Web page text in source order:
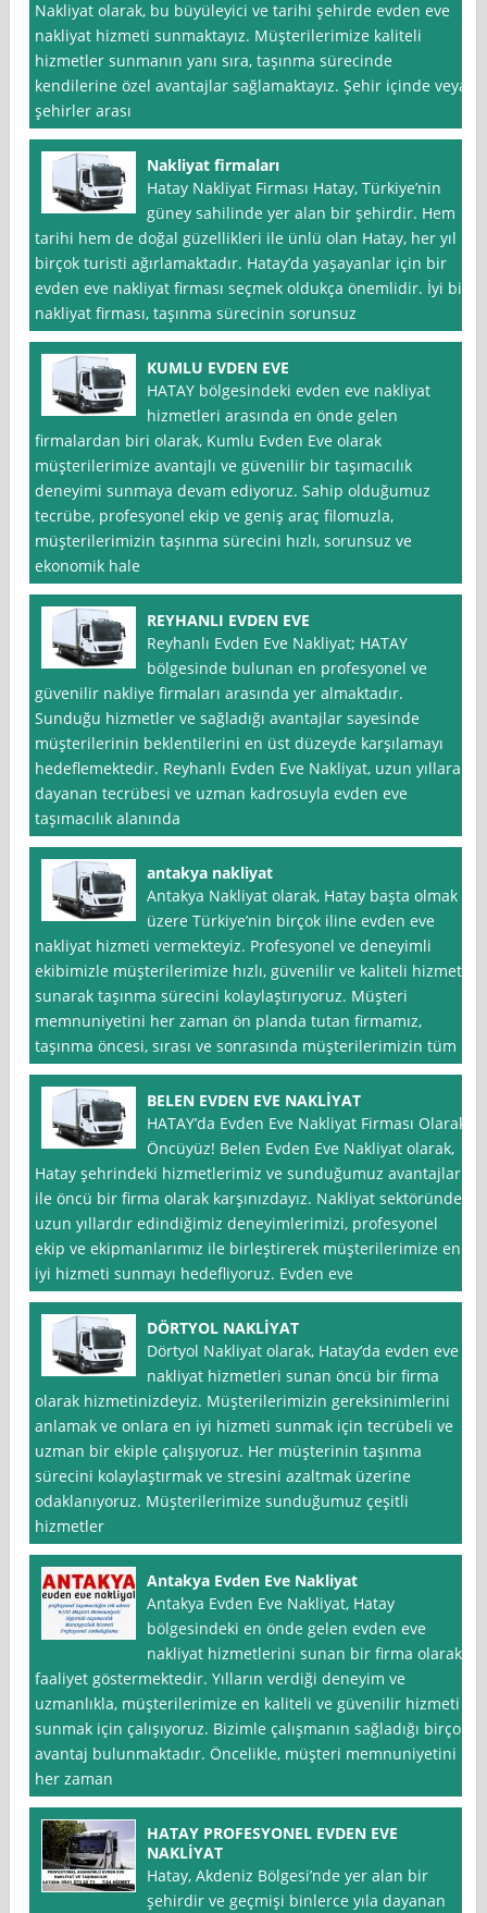
Nakliyat olarak, bu büyüleyici ve tarihi şehirde evden eve
nakliyat hizmeti sunmaktayız. Müşterilerimize kaliteli
hizmetler sunmanın yanı sıra, taşınma sürecinde
kendilerine özel avantajlar sağlamaktayız. Şehir içinde veya
şehirler arası
Nakliyat firmaları
Hatay Nakliyat Firması Hatay, Türkiye’nin
güney sahilinde yer alan bir şehirdir. Hem
tarihi hem de doğal güzellikleri ile ünlü olan Hatay, her yıl
birçok turisti ağırlamaktadır. Hatay’da yaşayanlar için bir
evden eve nakliyat firması seçmek oldukça önemlidir. İyi bir
nakliyat firması, taşınma sürecinin sorunsuz
KUMLU EVDEN EVE
HATAY bölgesindeki evden eve nakliyat
hizmetleri arasında en önde gelen
firmalardan biri olarak, Kumlu Evden Eve olarak
müşterilerimize avantajlı ve güvenilir bir taşımacılık
deneyimi sunmaya devam ediyoruz. Sahip olduğumuz
tecrübe, profesyonel ekip ve geniş araç filomuzla,
müşterilerimizin taşınma sürecini hızlı, sorunsuz ve
ekonomik hale
REYHANLI EVDEN EVE
Reyhanlı Evden Eve Nakliyat; HATAY
bölgesinde bulunan en profesyonel ve
güvenilir nakliye firmaları arasında yer almaktadır.
Sunduğu hizmetler ve sağladığı avantajlar sayesinde
müşterilerinin beklentilerini en üst düzeyde karşılamayı
hedeflemektedir. Reyhanlı Evden Eve Nakliyat, uzun yıllara
dayanan tecrübesi ve uzman kadrosuyla evden eve
taşımacılık alanında
antakya nakliyat
Antakya Nakliyat olarak, Hatay başta olmak
üzere Türkiye’nin birçok iline evden eve
nakliyat hizmeti vermekteyiz. Profesyonel ve deneyimli
ekibimizle müşterilerimize hızlı, güvenilir ve kaliteli hizmet
sunarak taşınma sürecini kolaylaştırıyoruz. Müşteri
memnuniyetini her zaman ön planda tutan firmamız,
taşınma öncesi, sırası ve sonrasında müşterilerimizin tüm
BELEN EVDEN EVE NAKLİYAT
HATAY’da Evden Eve Nakliyat Firması Olarak
Öncüyüz! Belen Evden Eve Nakliyat olarak,
Hatay şehrindeki hizmetlerimiz ve sunduğumuz avantajlar
ile öncü bir firma olarak karşınızdayız. Nakliyat sektöründe
uzun yıllardır edindiğimiz deneyimlerimizi, profesyonel
ekip ve ekipmanlarımız ile birleştirerek müşterilerimize en
iyi hizmeti sunmayı hedefliyoruz. Evden eve
DÖRTYOL NAKLİYAT
Dörtyol Nakliyat olarak, Hatay‘da evden eve
nakliyat hizmetleri sunan öncü bir firma
olarak hizmetinizdeyiz. Müşterilerimizin gereksinimlerini
anlamak ve onlara en iyi hizmeti sunmak için tecrübeli ve
uzman bir ekiple çalışıyoruz. Her müşterinin taşınma
sürecini kolaylaştırmak ve stresini azaltmak üzerine
odaklanıyoruz. Müşterilerimize sunduğumuz çeşitli
hizmetler
Antakya Evden Eve Nakliyat
Antakya Evden Eve Nakliyat, Hatay
bölgesindeki en önde gelen evden eve
nakliyat hizmetlerini sunan bir firma olarak
faaliyet göstermektedir. Yılların verdiği deneyim ve
uzmanlıkla, müşterilerimize en kaliteli ve güvenilir hizmeti
sunmak için çalışıyoruz. Bizimle çalışmanın sağladığı birçok
avantaj bulunmaktadır. Öncelikle, müşteri memnuniyetini
her zaman
HATAY PROFESYONEL EVDEN EVE
NAKLİYAT
Hatay, Akdeniz Bölgesi’nde yer alan bir
şehirdir ve geçmişi binlerce yıla dayanan